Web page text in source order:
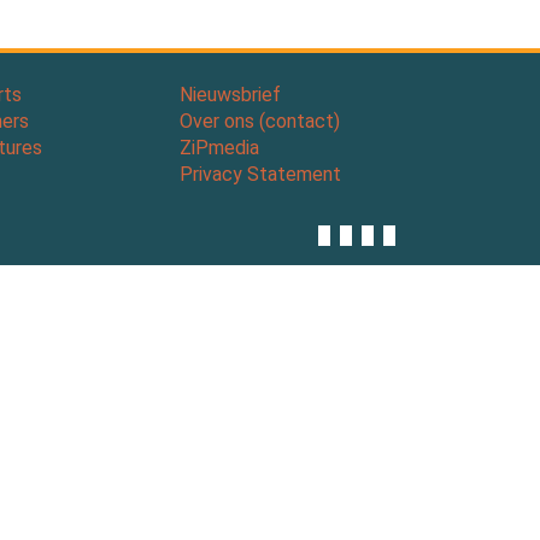
Nieuwsbrief
Over ons (contact)
ZiPmedia
Privacy Statement